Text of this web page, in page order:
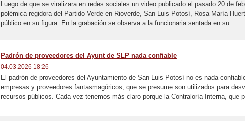
Luego de que se viralizara en redes sociales un video publicado el pasado 20 de
polémica regidora del Partido Verde en Rioverde, San Luis Potosí, Rosa María
público en su figura. En la grabación se observa a la funcionaria sentada en su...
Padrón de proveedores del Ayunt de SLP nada confiable
04.03.2026 18:26
El padrón de proveedores del Ayuntamiento de San Luis Potosí no es nada
empresas y proveedores fantasmagóricos, que se presume son utilizados para
recursos públicos. Cada vez tenemos más claro porque la Contraloría Interna, que